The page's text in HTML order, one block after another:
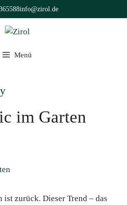
info@zirol.de
Menü
im Garten
ist zurück. Dieser Trend – das